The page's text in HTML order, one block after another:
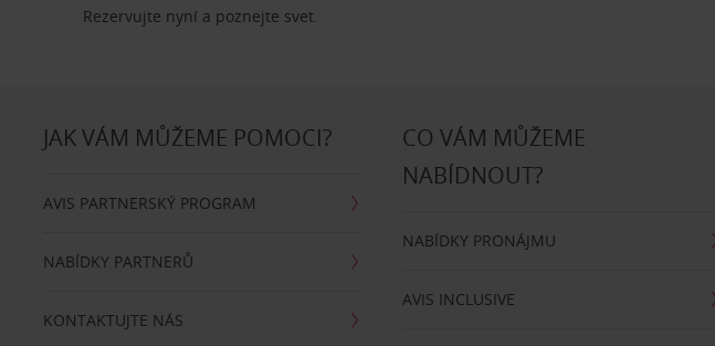
Rezervujte nyní a poznejte svet.
JAK VÁM MŮŽEME POMOCI?
AVIS PARTNERSKÝ PROGRAM
NABÍDKY PARTNERŮ
KONTAKTUJTE NÁS
CO VÁM MŮŽEME
NABÍDNOUT?
NABÍDKY PRONÁJMU
AVIS INCLUSIVE